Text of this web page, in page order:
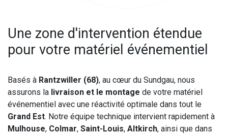
Une zone d'intervention étendue
pour votre matériel événementiel
Basés à Rantzwiller (68), au cœur du Sundgau, nous
assurons la livraison et le montage de votre matériel
événementiel avec une réactivité optimale dans tout le
Grand Est. Notre équipe technique intervient rapidement à
Mulhouse, Colmar, Saint-Louis, Altkirch, ainsi que dans